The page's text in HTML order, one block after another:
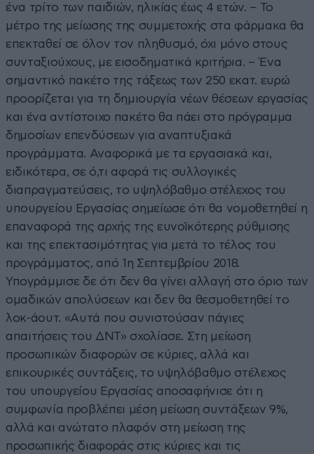
ένα τρίτο των παιδιών, ηλικίας έως 4 ετών. – Το
μέτρο της μείωσης της συμμετοχής στα φάρμακα θα
επεκταθεί σε όλον τον πληθυσμό, όχι μόνο στους
συνταξιούχους, με εισοδηματικά κριτήρια. – Ένα
σημαντικό πακέτο της τάξεως των 250 εκατ. ευρώ
προορίζεται για τη δημιουργία νέων θέσεων εργασίας
και ένα αντίστοιχο πακέτο θα πάει στο πρόγραμμα
δημοσίων επενδύσεων για αναπτυξιακά
προγράμματα. Αναφορικά με τα εργασιακά και,
ειδικότερα, σε ό,τι αφορά τις συλλογικές
διαπραγματεύσεις, το υψηλόβαθμο στέλεχος του
υπουργείου Εργασίας σημείωσε ότι θα νομοθετηθεί η
επαναφορά της αρχής της ευνοϊκότερης ρύθμισης
και της επεκτασιμότητας για μετά το τέλος του
προγράμματος, από 1η Σεπτεμβρίου 2018.
Υπογράμμισε δε ότι δεν θα γίνει αλλαγή στο όριο των
ομαδικών απολύσεων και δεν θα θεσμοθετηθεί το
λοκ-άουτ. «Αυτά που συνιστούσαν πάγιες
απαιτήσεις του ΔΝΤ» σχολίασε. Στη μείωση
προσωπικών διαφορών σε κύριες, αλλά και
επικουρικές συντάξεις, το υψηλόβαθμο στέλεχος
του υπουργείου Εργασίας αποσαφήνισε ότι η
συμφωνία προβλέπει μέση μείωση συντάξεων 9%,
αλλά και ανώτατο πλαφόν στη μείωση της
προσωπικής διαφοράς στις κύριες και τις